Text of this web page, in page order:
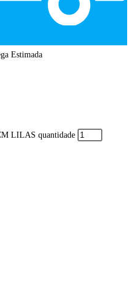
Estimada
LILAS quantidade